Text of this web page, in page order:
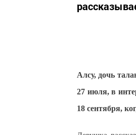
Алсу, дочь
27 июля, в
18 сентября,